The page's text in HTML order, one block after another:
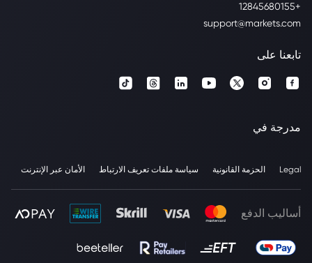
+12845680155
support@markets.com
تابعنا على
مدرجة في
Legal الحزمة القانونية سياسة ملفات تعريف الارتباط الأمان عبر الإنترنت
أساليب الدفع